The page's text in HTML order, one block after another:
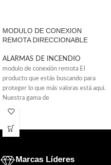
MODULO DE CONEXION
REMOTA DIRECCIONABLE
ALARMAS DE INCENDIO
modulo de conexión remota El
producto que estás buscando para
proteger lo que más valoras está aquí.
Nuestra gama de
Marcas Líderes